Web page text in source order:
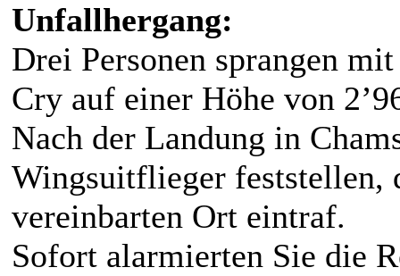
Unfallhergang:
Drei Personen sprangen
Cry auf einer Höhe von
Nach der Landung in
Wingsuitflieger feststellen,
vereinbarten Ort eintraf.
Sofort alarmierten Sie die